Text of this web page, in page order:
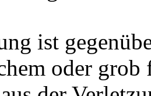
ist
oder grob